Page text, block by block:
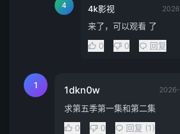
4 4k影视
来了，可以观看 了
0
0 回复
1 1dkn0w
求第五季第一集和第二集
0
0 回复 (1)